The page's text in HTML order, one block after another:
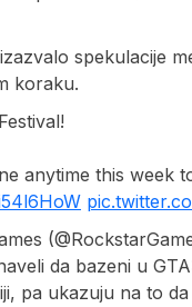
spekulacije
koraku.
anytime this week
da bazeni u
pa ukazuju na to